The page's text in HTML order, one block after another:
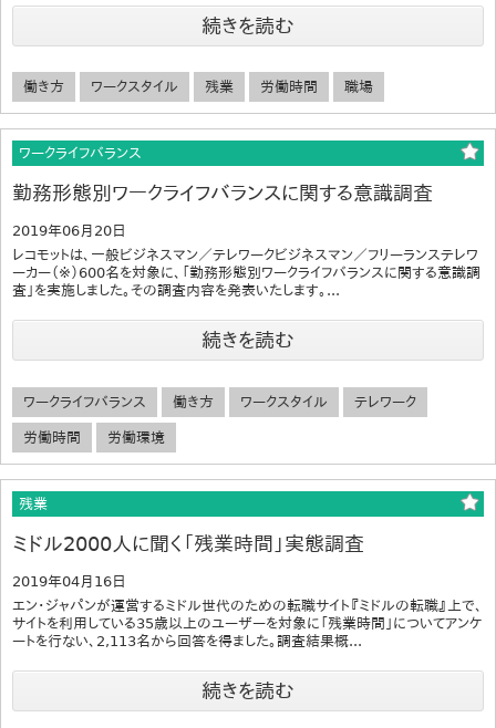
続きを読む
働き方 ワークスタイル 残業 労働時間 職場
ワークライフバランス
勤務形態別ワークライフバランスに関する意識調査
2019年06月20日
レコモットは、一般ビジネスマン／テレワークビジネスマン／フリーランステレワ
ーカー（※）600名を対象に、「勤務形態別ワークライフバランスに関する意識調
査」を実施しました。その調査内容を発表いたします。...
続きを読む
ワークライフバランス 働き方 ワークスタイル テレワーク
労働時間 労働環境
残業
ミドル2000人に聞く「残業時間」実態調査
2019年04月16日
エン・ジャパンが運営するミドル世代のための転職サイト『ミドルの転職』上で、
サイトを利用している35歳以上のユーザーを対象に「残業時間」についてアンケ
ートを行ない、2,113名から回答を得ました。調査結果概...
続きを読む